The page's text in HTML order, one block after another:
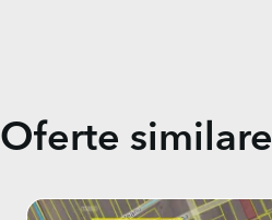
Oferte similare